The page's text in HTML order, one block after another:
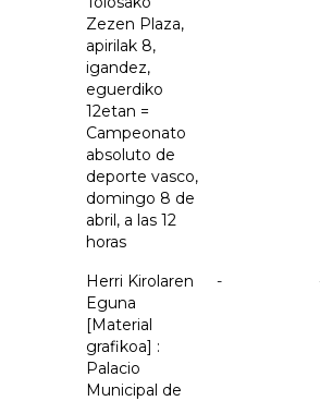
Zezen Plaza,
apirilak 8,
igandez,
eguerdiko
12etan =
Campeonato
absoluto de
deporte vasco,
domingo 8 de
abril, a las 12
horas
Herri Kirolaren
Eguna
[Material
grafikoa] :
Palacio
Municipal de
-